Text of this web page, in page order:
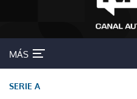
MÁS
SERIE A